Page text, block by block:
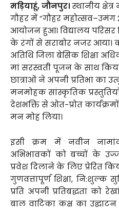
मड़ियाहूं, जौनपुर।स्थानीय
गौहर में “गौहर महोत्सव–उमंग
आयोजन हुआ। विद्यालय परिसर
के रंगों से सराबोर नजर आया।
अतिथि जिला बेसिक शिक्षा
मां सरस्वती पूजन के साथ
छात्राओं ने अपनी प्रतिभा का
मनमोहक सांस्कृतिक
देशभक्ति से ओत-प्रोत
मन मोह लिया।
इसी क्रम में नवीन
अभिभावकों को बच्चों के
प्रवेश दिलाने के लिए प्रेरित
गुणवत्तापूर्ण शिक्षा,
प्रति अपनी प्रतिबद्धता को
बाल वाटिका कक्ष का